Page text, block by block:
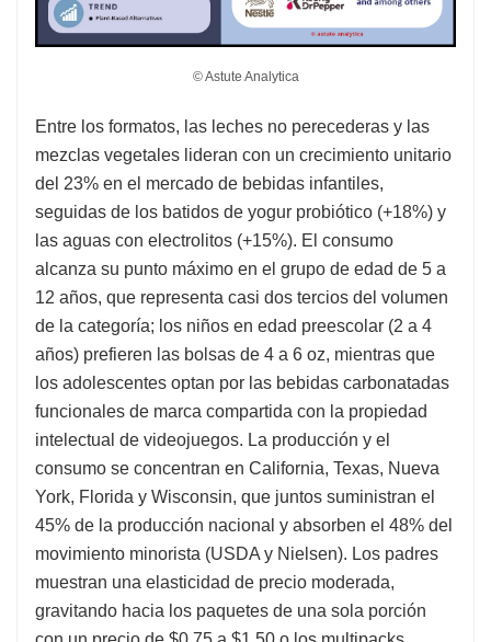
© Astute Analytica
Entre los formatos, las leches no perecederas y las
mezclas vegetales lideran con un crecimiento unitario
del 23% en el mercado de bebidas infantiles,
seguidas de los batidos de yogur probiótico (+18%) y
las aguas con electrolitos (+15%). El consumo
alcanza su punto máximo en el grupo de edad de 5 a
12 años, que representa casi dos tercios del volumen
de la categoría; los niños en edad preescolar (2 a 4
años) prefieren las bolsas de 4 a 6 oz, mientras que
los adolescentes optan por las bebidas carbonatadas
funcionales de marca compartida con la propiedad
intelectual de videojuegos. La producción y el
consumo se concentran en California, Texas, Nueva
York, Florida y Wisconsin, que juntos suministran el
45% de la producción nacional y absorben el 48% del
movimiento minorista (USDA y Nielsen). Los padres
muestran una elasticidad de precio moderada,
gravitando hacia los paquetes de una sola porción